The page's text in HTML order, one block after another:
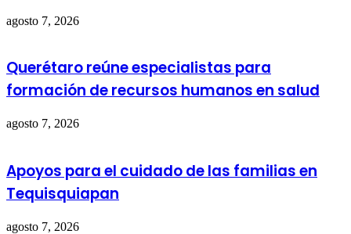
agosto 7, 2026
Querétaro reúne especialistas para
formación de recursos humanos en salud
agosto 7, 2026
Apoyos para el cuidado de las familias en
Tequisquiapan
agosto 7, 2026